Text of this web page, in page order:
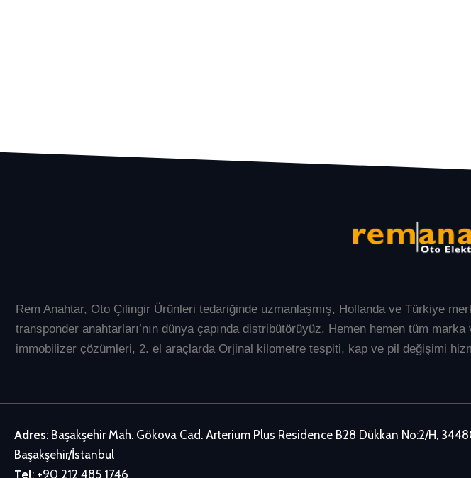
Rem Anahtar, Oto Çilingir Ürünleri tedariğinde uzmanlaşmış, Hollanda ve Türkiye
transponder anahtarları’nın dünya çapında distribütörüyüz. Hemen hemen tüm marka
immobilizer çözümleri, 2. el araçlarda Orjinal kilometre tespiti, kap ve pil değişimi
Adres: Başakşehir Mah. Gökova Cad. Arterium Plus Residence B28 Dükkan No:2/H,
Başakşehir/İstanbul
Tel: +90 212 485 1746